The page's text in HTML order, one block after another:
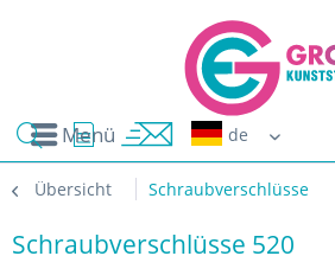
Menü
Übersicht Schraubverschlüsse
Schraubverschlüsse 520